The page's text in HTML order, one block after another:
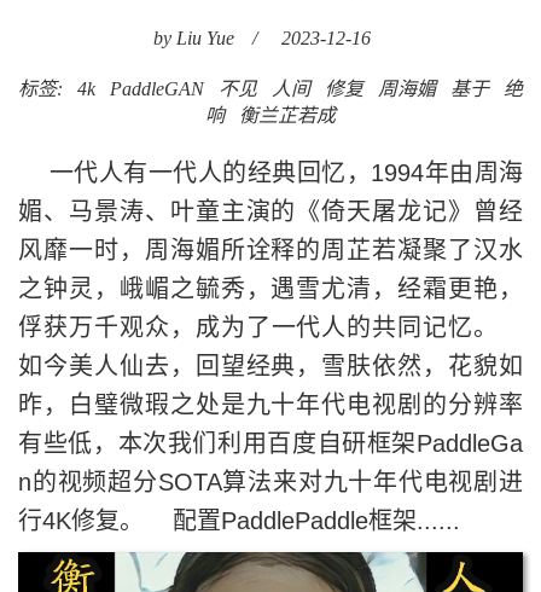
by Liu Yue / 2023-12-16
标签: 4k PaddleGAN 不见 人间 修复 周海媚 基于
绝
响
衡兰芷若成
一代人有一代人的经典回忆，1994年由周海
媚、马景涛、叶童主演的《倚天屠龙记》曾经
风靡一时，周海媚所诠释的周芷若凝聚了汉水
之钟灵，峨嵋之毓秀，遇雪尤清，经霜更艳，
俘获万千观众，成为了一代人的共同记忆。
如今美人仙去，回望经典，雪肤依然，花貌如
昨，白璧微瑕之处是九十年代电视剧的分辨率
有些低，本次我们利用百度自研框架PaddleGa
n的视频超分SOTA算法来对九十年代电视剧进
行4K修复。 配置PaddlePaddle框架......